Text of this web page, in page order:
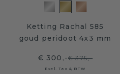
Ketting Rachal 585
goud peridoot 4x3 mm
€ 300,-€ 375,-
Excl. Tax & BTW